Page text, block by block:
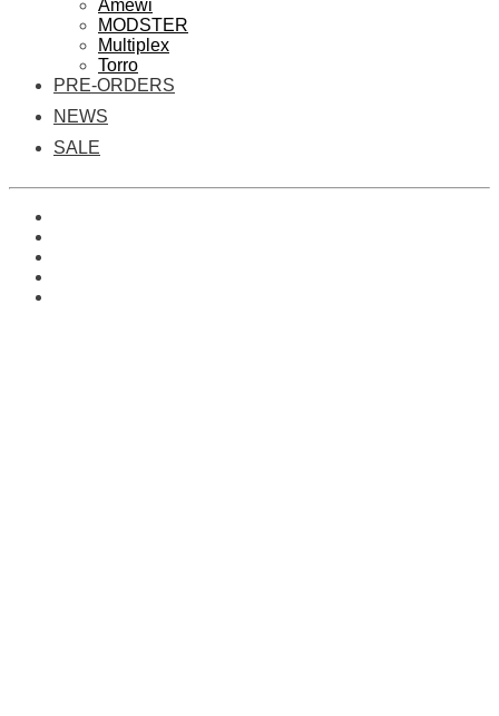
Amewi
MODSTER
Multiplex
Torro
PRE-ORDERS
NEWS
SALE